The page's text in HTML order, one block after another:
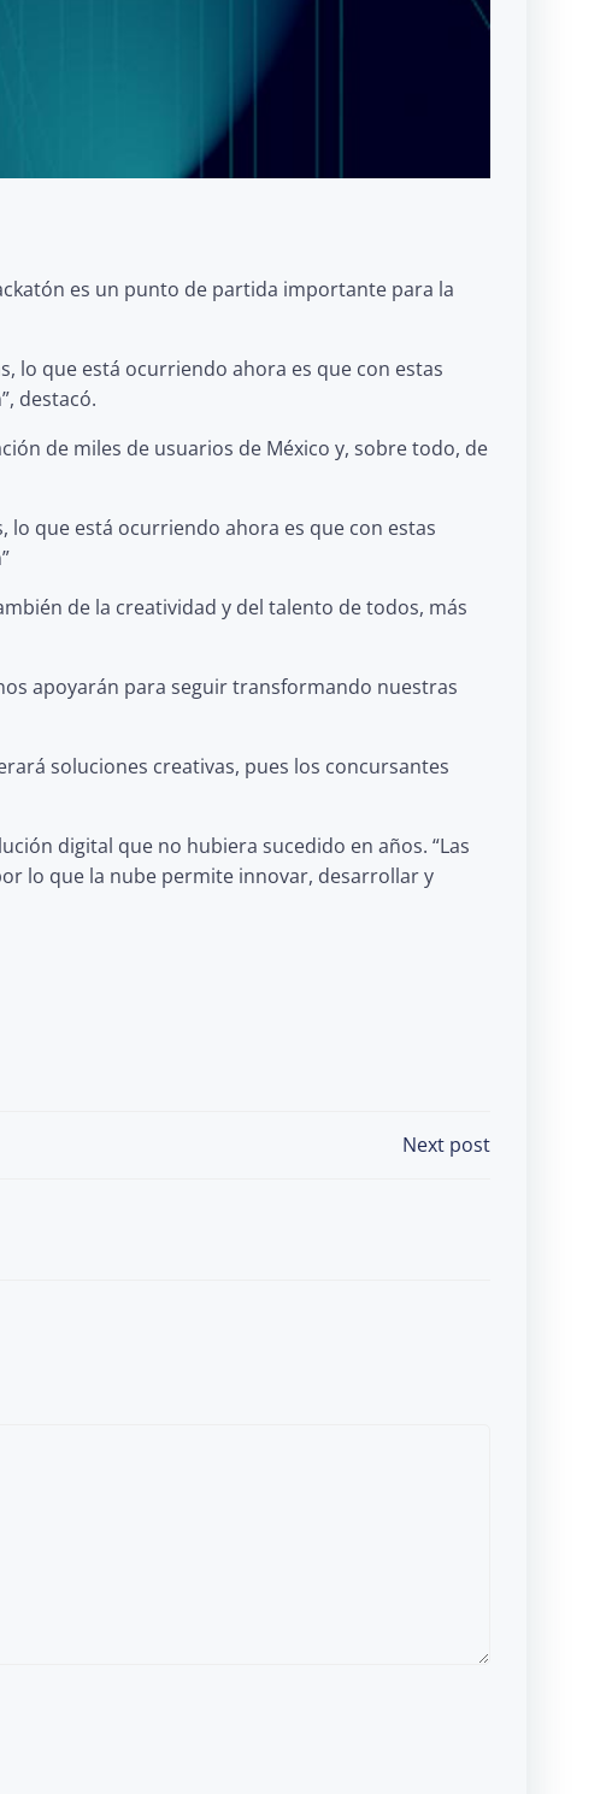
es un punto de partida importante para la
lo que está ocurriendo ahora es que con estas
destacó.
de miles de usuarios de México y, sobre todo, de
que está ocurriendo ahora es que con estas
de la creatividad y del talento de todos, más
apoyarán para seguir transformando nuestras
soluciones creativas, pues los concursantes
digital que no hubiera sucedido en años. “Las
lo que la nube permite innovar, desarrollar y
Next post